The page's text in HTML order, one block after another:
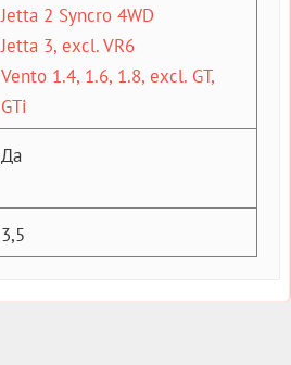
Jetta 2 Syncro 4WD
Jetta 3, excl. VR6
Vento 1.4, 1.6, 1.8, excl. GT,
GTi
Да
3,5